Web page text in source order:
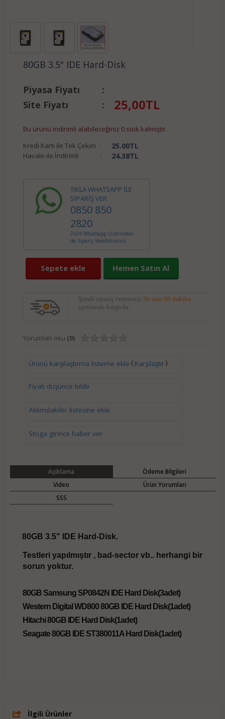
80GB 3.5" IDE Hard-Disk
Piyasa Fiyatı
:
Site Fiyatı
: 25,00TL
Bu ürünü indirimli alabileceğiniz 0 stok kalmıştır.
Kredi Kartı ile Tek Çekim : 25.00TL
Havale ile İndirimli : 24.38TL
TIKLA WHATSAPP İLE
SİPARİŞ VER
0850 850
2820
7x24 Whatsapp Üzerinden
de Sipariş Verebilirsiniz.
Sepete ekle Hemen Satın Al
Şimdi sipariş verirseniz 56 saat 09 dakika
içerisinde kargoda.
Yorumları oku (0)
Ürünü karşılaştırma listeme ekle ( Karşılaştır)
Fiyatı düşünce bildir
Aklımdakiler listesine ekle
Stoga girince haber ver
Açıklama
Ödeme Bilgileri
Video
Ürün Yorumları
SSS
80GB 3.5" IDE Hard-Disk.
Testleri yapılmıştır , bad-sector vb.. herhangi bir
sorun yoktur.
80GB Samsung SP0842N IDE Hard Disk(3adet)
Western Digital WD800 80GB IDE Hard Disk(1adet)
Hitachi 80GB IDE Hard Disk(1adet)
Seagate 80GB IDE ST380011A Hard Disk(1adet)
İlgili Ürünler